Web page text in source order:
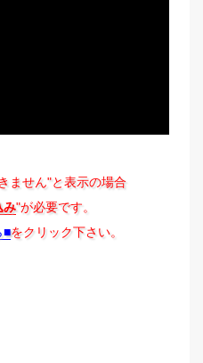
ません"と表示の場合
み"が必要です。
■をクリック下さい。